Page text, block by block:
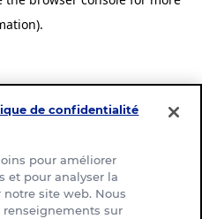
.
de confidentialité
pour améliorer
et pour analyser la
site web. Nous
sur